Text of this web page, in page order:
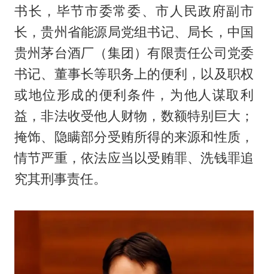
书长，毕节市委常委、市人民政府副市
长，贵州省能源局党组书记、局长，中国
贵州茅台酒厂（集团）有限责任公司党委
书记、董事长等职务上的便利，以及职权
或地位形成的便利条件，为他人谋取利
益，非法收受他人财物，数额特别巨大；
掩饰、隐瞒部分受贿所得的来源和性质，
情节严重，依法应当以受贿罪、洗钱罪追
究其刑事责任。